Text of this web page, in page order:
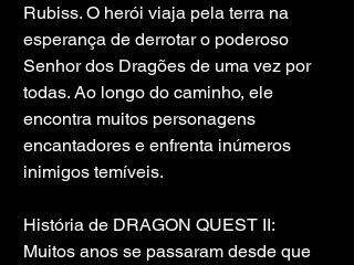
Rubiss. O herói viaja pela terra na
esperança de derrotar o poderoso
Senhor dos Dragões de uma vez por
todas. Ao longo do caminho, ele
encontra muitos personagens
encantadores e enfrenta inúmeros
inimigos temíveis.
História de DRAGON QUEST II:
Muitos anos se passaram desde que